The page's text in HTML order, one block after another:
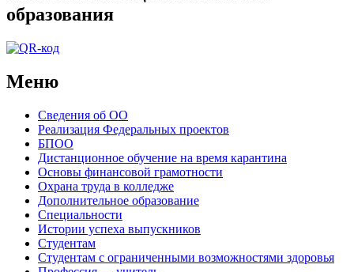
образования
Меню
Сведения об ОО
Реализация Федеральных проектов
БПОО
Дистанционное обучение на время карантина
Основы финансовой грамотности
Охрана труда в колледже
Дополнительное образование
Специальности
Истории успеха выпускников
Студентам
Студентам с ограниченными возможностями здоровья